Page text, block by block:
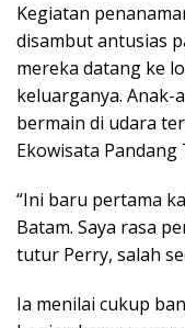
Kegiatan
disambut antusias
mereka datang ke
keluarganya.
bermain di udara
Ekowisata
“Ini baru pertama
Batam. Saya rasa
tutur Perry, salah
Ia menilai cukup